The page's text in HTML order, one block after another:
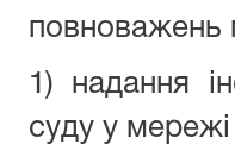
повноважень
1) надання
суду у